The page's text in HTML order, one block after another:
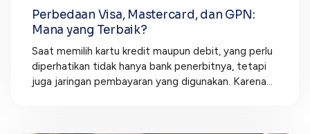
Perbedaan Visa, Mastercard, dan GPN:
Mana yang Terbaik?
Saat memilih kartu kredit maupun debit, yang perlu
diperhatikan tidak hanya bank penerbitnya, tetapi
juga jaringan pembayaran yang digunakan. Karena...